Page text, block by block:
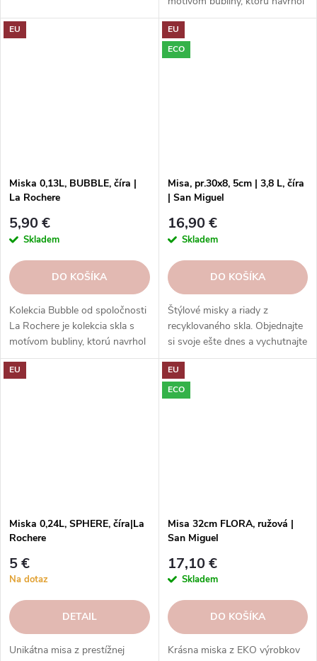
Jean François D'Or. Dodá
vášmu stolu hravosť a šarm
francúzskeho bistro štýlu. Hodí
EU
Miska 0,13L, BUBBLE, číra |
La Rochere
5,90 €
Skladem
DO KOŠÍKA
Kolekcia Bubble od spoločnosti
La Rochere je kolekcia skla s
motívom bubliny, ktorú navrhol
Jean François D'Or. Dodá
vášmu stolu hravosť a šarm
EU
ECO
Misa, pr.30x8, 5cm | 3,8 L, číra
| San Miguel
16,90 €
Skladem
DO KOŠÍKA
Štýlové misky a riady z
recyklovaného skla. Objednajte
si svoje ešte dnes a vychutnajte
si eleganciu s ohľadom na
udržateľnosť.
EU
Miska 0,24L, SPHERE, číra|La
Rochere
5 €
Na dotaz
DETAIL
Unikátna misa z prestížnej
EU
ECO
Misa 32cm FLORA, ružová |
San Miguel
17,10 €
Skladem
DO KOŠÍKA
Krásna miska z EKO výrobkov